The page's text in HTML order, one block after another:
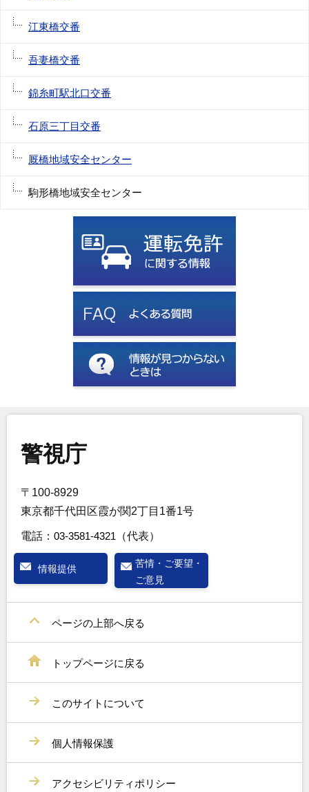
江東橋交番
吾妻橋交番
錦糸町駅北口交番
石原三丁目交番
厩橋地域安全センター
駒形橋地域安全センター
警視庁
〒100-8929
東京都千代田区霞が関2丁目1番1号
電話： 03-3581-4321 （代表）
情報提供
苦情・ご要望・
ご意見
ページの上部へ戻る
トップページに戻る
このサイトについて
個人情報保護
アクセシビリティポリシー